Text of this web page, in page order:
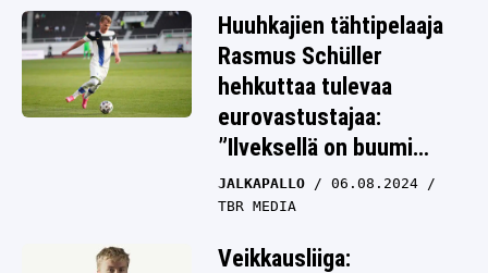
Huuhkajien tähtipelaaja
Rasmus Schüller
hehkuttaa tulevaa
eurovastustajaa:
”Ilveksellä on buumi
päällä”
JALKAPALLO
06.08.2024
TBR MEDIA
Veikkausliiga: